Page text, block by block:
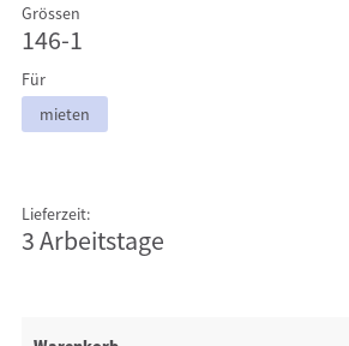
Grössen
146-1
Für
mieten
Lieferzeit:
3 Arbeitstage